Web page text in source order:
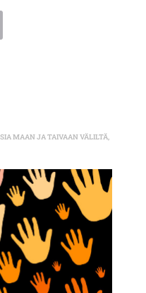
MAAN JA TAIVAAN VÄLILTÄ,